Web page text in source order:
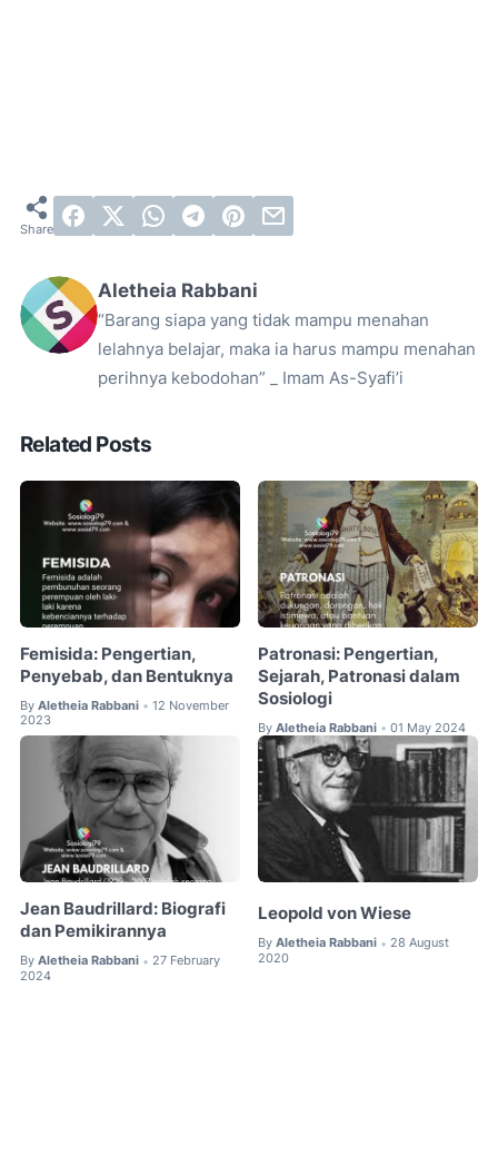
Aletheia Rabbani
“Barang siapa yang tidak mampu menahan
lelahnya belajar, maka ia harus mampu menahan
perihnya kebodohan” _ Imam As-Syafi’i
Related Posts
Femisida: Pengertian,
Penyebab, dan Bentuknya
By Aletheia Rabbani • 12 November
2023
Patronasi: Pengertian,
Sejarah, Patronasi dalam
Sosiologi
By Aletheia Rabbani • 01 May 2024
Jean Baudrillard: Biografi
dan Pemikirannya
By Aletheia Rabbani • 27 February
2024
Leopold von Wiese
By Aletheia Rabbani • 28 August
2020